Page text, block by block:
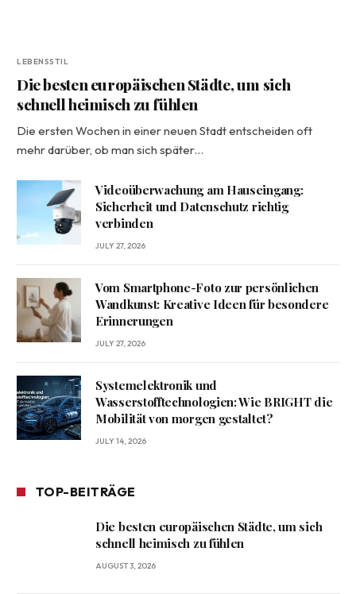
LEBENSSTIL
Die besten europäischen Städte, um sich
schnell heimisch zu fühlen
Die ersten Wochen in einer neuen Stadt entscheiden oft
mehr darüber, ob man sich später…
Videoüberwachung am Hauseingang:
Sicherheit und Datenschutz richtig
verbinden
JULY 27, 2026
Vom Smartphone-Foto zur persönlichen
Wandkunst: Kreative Ideen für besondere
Erinnerungen
JULY 27, 2026
Systemelektronik und
Wasserstofftechnologien: Wie BRIGHT die
Mobilität von morgen gestaltet?
JULY 14, 2026
TOP-BEITRÄGE
Die besten europäischen Städte, um sich
schnell heimisch zu fühlen
AUGUST 3, 2026